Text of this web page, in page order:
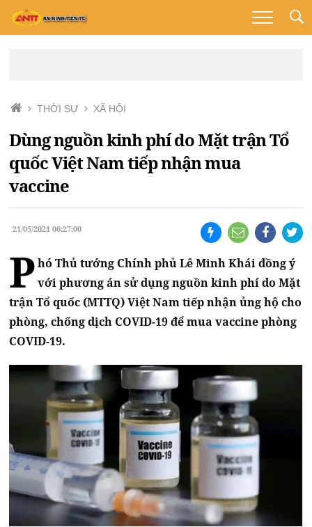
THỜI SỰ XÃ HỘI
Dùng nguồn kinh phí do Mặt trận Tổ
quốc Việt Nam tiếp nhận mua
vaccine
21/05/2021 06:27:00
P hó Thủ tướng Chính phủ Lê Minh Khái đồng ý
với phương án sử dụng nguồn kinh phí do Mặt
trận Tổ quốc (MTTQ) Việt Nam tiếp nhận ủng hộ cho
phòng, chống dịch COVID-19 để mua vaccine phòng
COVID-19.